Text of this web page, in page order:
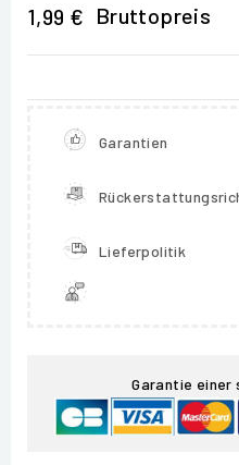
1,99 € Bruttopreis
Garantien
Lieferpolitik
Garantie einer